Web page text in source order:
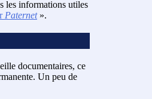
les informations utiles
Paternet».
documentaires, ce
Un peu de